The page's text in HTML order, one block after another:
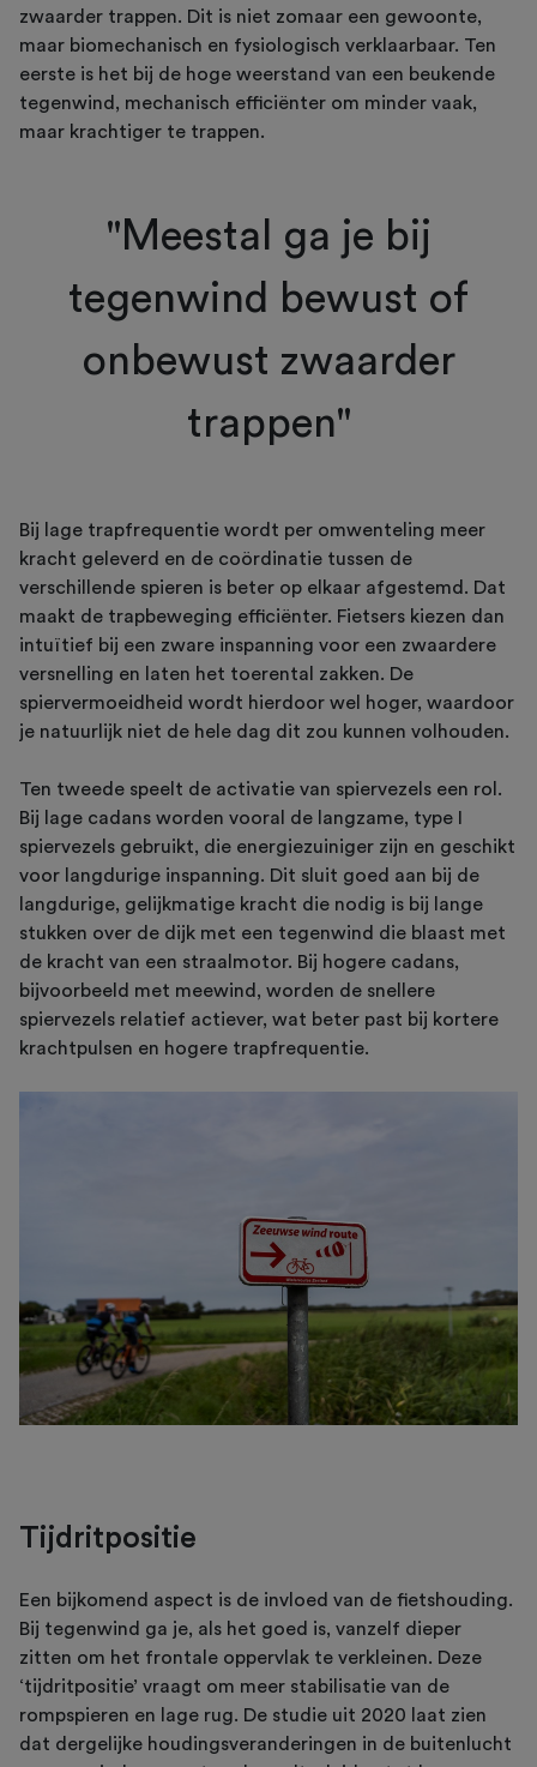
zwaarder trappen. Dit is niet zomaar een gewoonte,
maar biomechanisch en fysiologisch verklaarbaar. Ten
eerste is het bij de hoge weerstand van een beukende
tegenwind, mechanisch efficiënter om minder vaak,
maar krachtiger te trappen.
"Meestal ga je bij
tegenwind bewust of
onbewust zwaarder
trappen"
Bij lage trapfrequentie wordt per omwenteling meer
kracht geleverd en de coördinatie tussen de
verschillende spieren is beter op elkaar afgestemd. Dat
maakt de trapbeweging efficiënter. Fietsers kiezen dan
intuïtief bij een zware inspanning voor een zwaardere
versnelling en laten het toerental zakken. De
spiervermoeidheid wordt hierdoor wel hoger, waardoor
je natuurlijk niet de hele dag dit zou kunnen volhouden.
Ten tweede speelt de activatie van spiervezels een rol.
Bij lage cadans worden vooral de langzame, type I
spiervezels gebruikt, die energiezuiniger zijn en geschikt
voor langdurige inspanning. Dit sluit goed aan bij de
langdurige, gelijkmatige kracht die nodig is bij lange
stukken over de dijk met een tegenwind die blaast met
de kracht van een straalmotor. Bij hogere cadans,
bijvoorbeeld met meewind, worden de snellere
spiervezels relatief actiever, wat beter past bij kortere
krachtpulsen en hogere trapfrequentie.
Tijdritpositie
Een bijkomend aspect is de invloed van de fietshouding.
Bij tegenwind ga je, als het goed is, vanzelf dieper
zitten om het frontale oppervlak te verkleinen. Deze
‘tijdritpositie’ vraagt om meer stabilisatie van de
rompspieren en lage rug. De studie uit 2020 laat zien
dat dergelijke houdingsveranderingen in de buitenlucht